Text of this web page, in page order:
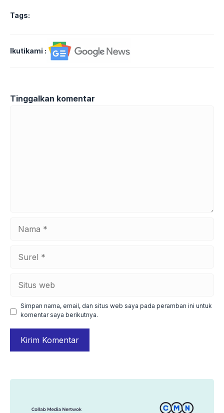
Tags:
Ikutikami :
Tinggalkan komentar
web
Simpan nama, email, dan situs web saya pada peramban ini untuk
komentar saya berikutnya.